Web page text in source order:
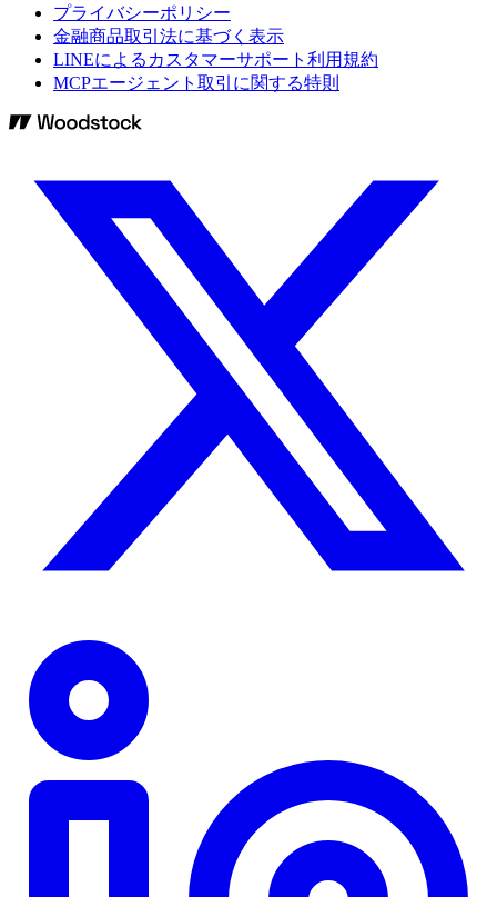
プライバシーポリシー
金融商品取引法に基づく表示
LINEによるカスタマーサポート利用規約
MCPエージェント取引に関する特則